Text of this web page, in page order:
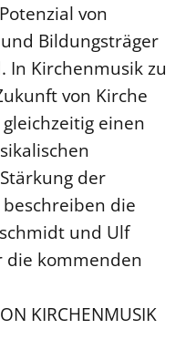
von
Bildungsträger
In Kirchenmusik zu
von Kirche
einen
der
die
und Ulf
die kommenden
KIRCHENMUSIK